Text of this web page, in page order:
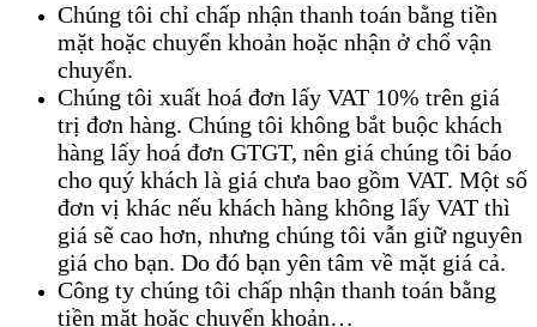
Chúng tôi chỉ chấp nhận thanh toán bằng tiền
mặt hoặc chuyển khoản hoặc nhận ở chổ vận
chuyển.
Chúng tôi xuất hoá đơn lấy VAT 10% trên giá
trị đơn hàng. Chúng tôi không bắt buộc khách
hàng lấy hoá đơn GTGT, nên giá chúng tôi báo
cho quý khách là giá chưa bao gồm VAT. Một số
đơn vị khác nếu khách hàng không lấy VAT thì
giá sẽ cao hơn, nhưng chúng tôi vẫn giữ nguyên
giá cho bạn. Do đó bạn yên tâm về mặt giá cả.
Công ty chúng tôi chấp nhận thanh toán bằng
tiền mặt hoặc chuyển khoản…